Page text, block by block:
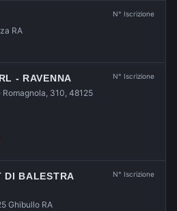
RA
N° Iscrizione
- RAVENNA
Romagnola, 310, 48125
N° Iscrizione
DI BALESTRA
Ghibullo RA
N° Iscrizione